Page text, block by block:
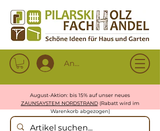
Anmelden
August-Aktion: bis 15% auf unser neues
ZAUNSAYSTEM NORDSTRAND(Rabatt wird im
Warenkorb abgezogen)